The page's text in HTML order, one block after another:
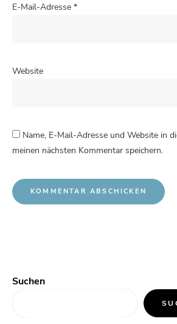
E-Mail-Adresse *
Website
Name, E-Mail-Adresse und Website in
meinen nächsten Kommentar speichern.
Suchen